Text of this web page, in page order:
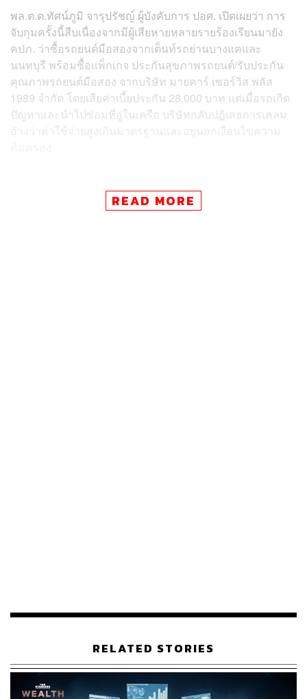
พล.ต.ต.ทัศน์ภูมิ จารุปรัชญ์ ผู้บังคับการ ปอศ. เปิดเผยว่า การ
จับกุมครั้งนี้สืบเนื่องจากมีผู้เสียหายหลายรายร้องเรียนมายัง
คปภ. ว่าซื้อรถยนต์มือสองจากเต็นท์รถย่านบางแคและ
นนทบุรี พร้อมซื้อแพ็กเกจ ประกันสุขภาพรถยนต์/รับประกัน
คุณภาพรถยนต์มือสอง จากบริษัท มายคาร์ เซอร์วิส พลัส
1989 จำกัด โดยเสียค่าเบี้ยประกัน 28,000 บาท แต่เมื่อรถเกิด
ปัญหาและนำไปซ่อมที่อู่ในเครือ บริษัทกลับปฏิเสธการเคลม
อ้างว่าค่าใช้จ่ายสูงเกินมาตรฐานและอยู่นอกเงื่อนไขความ
จำกัด ซึ่งมีอัศนัย, ณัฐปภัสร์ และพัศพงศ์ เป็นกรรมการผู้มี
อำนาจ ได้ทำการขายแพ็กเกจประกันนี้ให้กับเต็นท์รถมือสอง
เบื้องต้น ผู้ต้องหาให้การภาคเสธ โดยยอมรับว่าบริษัทของตน
ให้บริการรับรองคุณภาพและซ่อมบำรุงรถยนต์มือสอง แต่
ปฏิเสธเรื่องการฉ้อโกง โดยให้เหตุผลว่ารถที่นำมาทำประกัน
ส่วนใหญ่เป็นรถยุโรปที่บริษัทประกันทั่วไปไม่รับทำประกัน
READ MORE
RELATED STORIES